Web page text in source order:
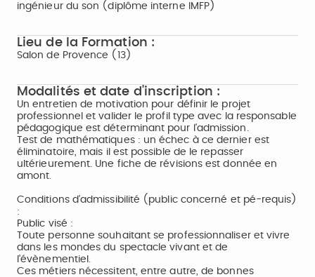
ingénieur du son (diplôme interne IMFP)
Lieu de la Formation :
Salon de Provence (13)
Modalités et date d'inscription :
Un entretien de motivation pour définir le projet
professionnel et valider le profil type avec la responsable
pédagogique est déterminant pour l'admission.
Test de mathématiques : un échec à ce dernier est
éliminatoire, mais il est possible de le repasser
ultérieurement. Une fiche de révisions est donnée en
amont.
Conditions d'admissibilité (public concerné et pé-requis)
:
Public visé :
Toute personne souhaitant se professionnaliser et vivre
dans les mondes du spectacle vivant et de
l'évènementiel.
Ces métiers nécessitent, entre autre, de bonnes